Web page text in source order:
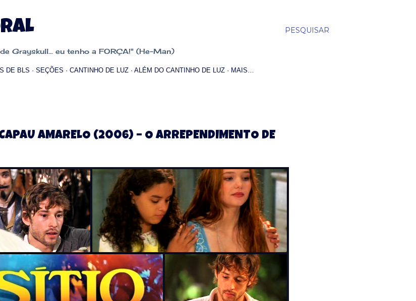
PESQUISAR
Grayskull... eu tenho a FORÇA!" (He-Man)
DE BLS SEÇÕES CANTINHO DE LUZ ALÉM DO CANTINHO DE LUZ MAIS…
AMARELO (2006) – O ARREPENDIMENTO DE